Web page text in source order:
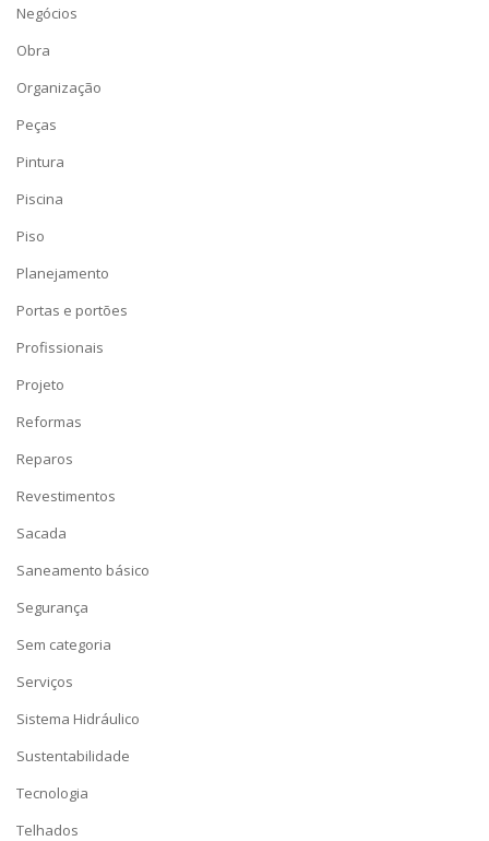
Negócios
Obra
Organização
Peças
Pintura
Piscina
Piso
Planejamento
Portas e portões
Profissionais
Projeto
Reformas
Reparos
Revestimentos
Sacada
Saneamento básico
Segurança
Sem categoria
Serviços
Sistema Hidráulico
Sustentabilidade
Tecnologia
Telhados